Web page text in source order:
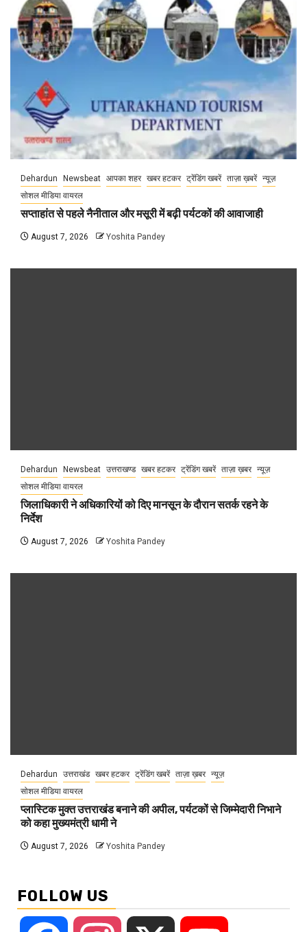
Dehardun Newsbeat आपका शहर खबर हटकर ट्रेंडिंग खबरें ताज़ा ख़बरें न्यूज़
सोशल मीडिया वायरल
सप्ताहांत से पहले नैनीताल और मसूरी में बढ़ी पर्यटकों की आवाजाही
August 7, 2026 Yoshita Pandey
Dehardun Newsbeat उत्तराखण्ड खबर हटकर ट्रेंडिंग खबरें ताज़ा ख़बर न्यूज़
सोशल मीडिया वायरल
जिलाधिकारी ने अधिकारियों को दिए मानसून के दौरान सतर्क रहने के
निर्देश
August 7, 2026 Yoshita Pandey
Dehardun उत्तराखंड खबर हटकर ट्रेंडिंग खबरें ताज़ा ख़बर न्यूज़
सोशल मीडिया वायरल
प्लास्टिक मुक्त उत्तराखंड बनाने की अपील, पर्यटकों से जिम्मेदारी निभाने
को कहा मुख्यमंत्री धामी ने
August 7, 2026 Yoshita Pandey
FOLLOW US